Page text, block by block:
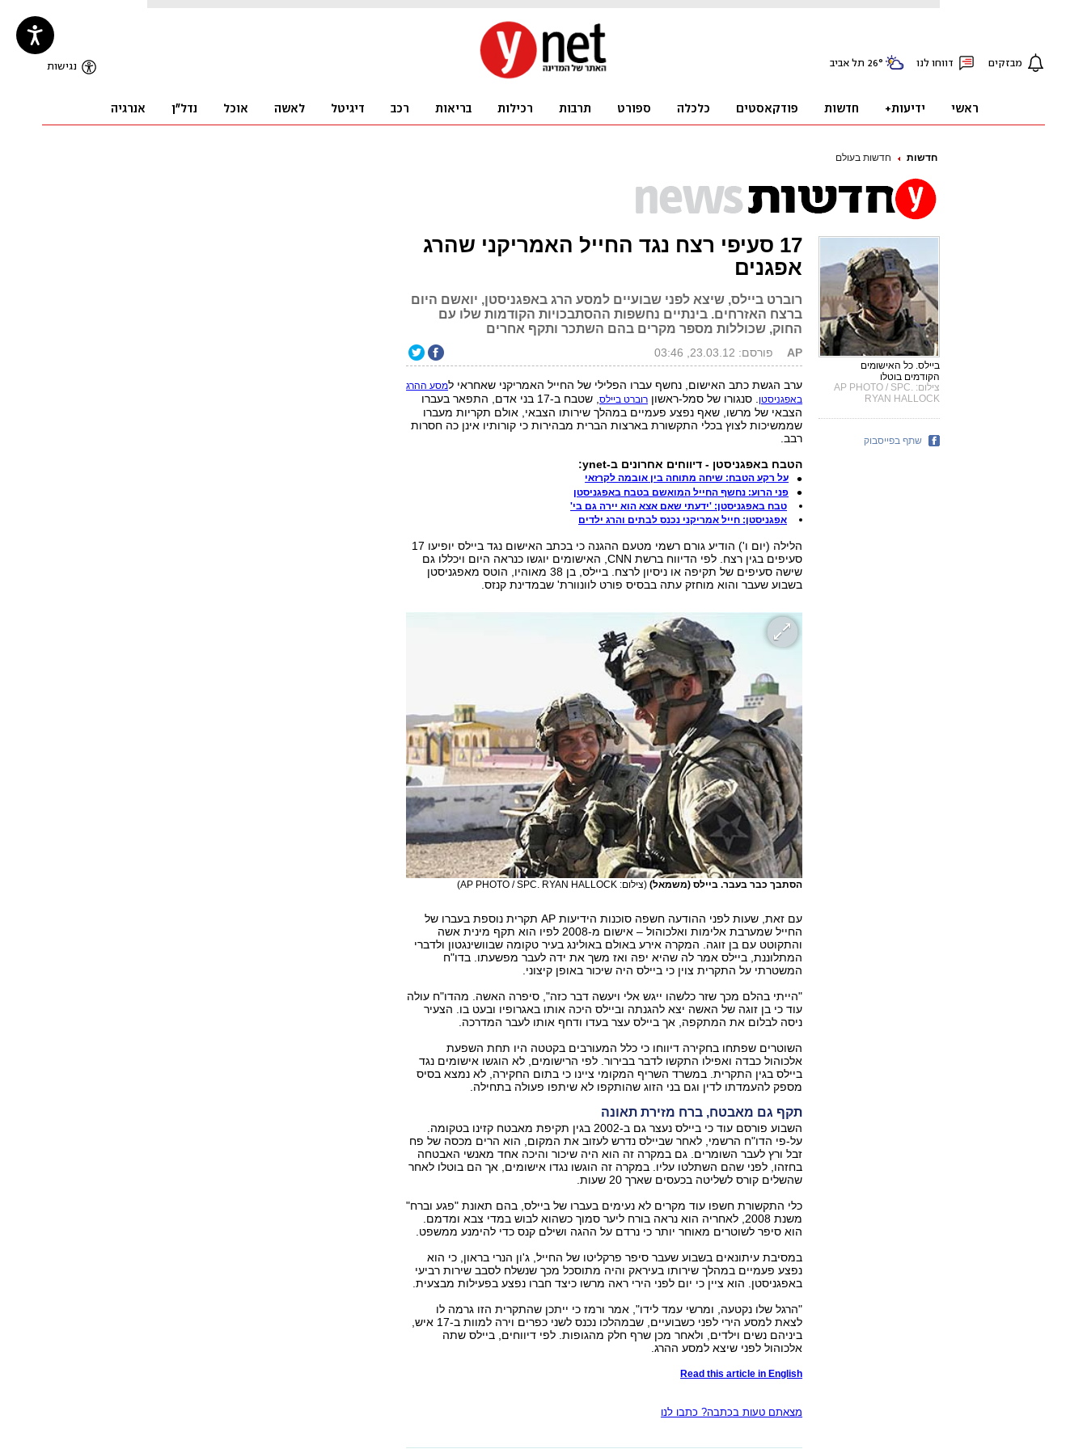
חדשות חדשות בעולם
17 סעיפי רצח נגד החייל האמריקני שהרג
אפגנים
רוברט ביילס, שיצא לפני שבועיים למסע הרג באפגניסטן, יואשם היום
ברצח האזרחים. בינתיים נחשפות ההסתבכויות הקודמות שלו עם
החוק, שכוללות מספר מקרים בהם השתכר ותקף אחרים
AP פורסם: 23.03.12, 03:46
ערב הגשת כתב האישום, נחשף עברו הפלילי של החייל האמריקני שאחראי למסע ההרג
באפגניסטן. סנגורו של סמל-ראשון רוברט ביילס
, שטבח ב-17 בני אדם, התפאר בעברו
הצבאי של מרשו, שאף נפצע פעמיים במהלך שירותו הצבאי, אולם תקריות מעברו
שממשיכות לצוץ בכלי התקשורת בארצות הברית מבהירות כי קורותיו אינן כה חסרות
רבב.
הטבח באפגניסטן - דיווחים אחרונים ב-ynet:
על רקע הטבח: שיחה מתוחה בין אובמה לקרזאי
פני הרוע: נחשף החייל המואשם בטבח באפגניסטן
טבח באפגניסטן: 'ידעתי שאם אצא הוא יירה גם בי'
אפגניסטן: חייל אמריקני נכנס לבתים והרג ילדים
הלילה (יום ו') הודיע גורם רשמי מטעם ההגנה כי בכתב האישום נגד ביילס יופיעו 17
סעיפים בגין רצח. לפי הדיווח ברשת CNN, האישומים יוגשו כנראה היום ויכללו גם
שישה סעיפים של תקיפה או ניסיון לרצח. ביילס, בן 38 מאוהיו, הוטס מאפגניסטן
בשבוע שעבר והוא מוחזק עתה בבסיס פורט לוונוורת' שבמדינת קנזס.
הסתבך כבר בעבר. ביילס (משמאל) (צילום: AP PHOTO / SPC. RYAN HALLOCK)
עם זאת, שעות לפני ההודעה חשפה סוכנות הידיעות AP תקרית נוספת בעברו של
החייל שמערבת אלימות ואלכוהול – אישום מ-2008 לפיו הוא תקף מינית אשה
והתקוטט עם בן זוגה. המקרה אירע באולם באולינג בעיר טקומה שבוושינגטון ולדברי
המתלוננת, ביילס אמר לה שהיא יפה ואז משך את ידה לעבר מפשעתו. בדו"ח
המשטרתי על התקרית צוין כי ביילס היה שיכור באופן קיצוני.
"הייתי בהלם מכך שזר כלשהו ייגש אלי ויעשה דבר כזה", סיפרה האשה. מהדו"ח עולה
עוד כי בן זוגה של האשה יצא להגנתה וביילס היכה אותו באגרופיו ובעט בו. הצעיר
ניסה לבלום את המתקפה, אך ביילס עצר בעדו ודחף אותו לעבר המדרכה.
השוטרים שפתחו בחקירה דיווחו כי כלל המעורבים בקטטה היו תחת השפעת
אלכוהול כבדה ואפילו התקשו לדבר בבירור. לפי הרישומים, לא הוגשו אישומים נגד
ביילס בגין התקרית. במשרד השריף המקומי ציינו כי בתום החקירה, לא נמצא בסיס
מספק להעמדתו לדין וגם בני הזוג שהותקפו לא שיתפו פעולה בתחילה.
תקף גם מאבטח, ברח מזירת תאונה
השבוע פורסם עוד כי ביילס נעצר גם ב-2002 בגין תקיפת מאבטח קזינו בטקומה.
על-פי הדו"ח הרשמי, לאחר שביילס נדרש לעזוב את המקום, הוא הרים מכסה של פח
זבל ורץ לעבר השומרים. גם במקרה זה הוא היה שיכור והיכה אחד מאנשי האבטחה
בחזהו, לפני שהם השתלטו עליו. במקרה זה הוגשו נגדו אישומים, אך הם בוטלו לאחר
שהשלים קורס לשליטה בכעסים שארך 20 שעות.
כלי התקשורת חשפו עוד מקרים לא נעימים בעברו של ביילס, בהם תאונת "פגע וברח"
משנת 2008, לאחריה הוא נראה בורח ליער סמוך כשהוא לבוש במדי צבא ומדמם.
הוא סיפר לשוטרים מאוחר יותר כי נרדם על ההגה ושילם קנס כדי להימנע ממשפט.
במסיבת עיתונאים בשבוע שעבר סיפר פרקליטו של החייל, ג'ון הנרי בראון, כי הוא
נפצע פעמיים במהלך שירותו בעיראק והיה מתוסכל מכך שנשלח לסבב שירות רביעי
באפגניסטן. הוא ציין כי יום לפני הירי ראה מרשו כיצד חברו נפצע בפעילות מבצעית.
"הרגל שלו נקטעה, ומרשי עמד לידו", אמר ורמז כי ייתכן שהתקרית הזו גרמה לו
לצאת למסע הירי לפני כשבועיים, שבמהלכו נכנס לשני כפרים וירה למוות ב-17 איש,
ביניהם נשים וילדים, ולאחר מכן שרף חלק מהגופות. לפי דיווחים, ביילס שתה
אלכוהול לפני שיצא למסע ההרג.
Read this article in English
מצאתם טעות בכתבה? כתבו לנו
ביילס. כל האישומים
הקודמים בוטלו
צילום: AP PHOTO / SPC.
RYAN HALLOCK
שתף בפייסבוק